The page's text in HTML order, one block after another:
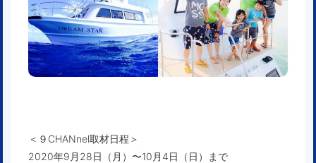
＜９CHANnel取材日程＞
2020年9月28日（月）〜10月4日（日）まで